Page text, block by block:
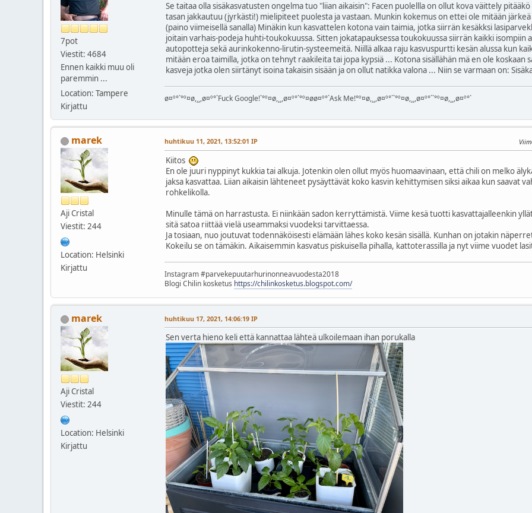
7pot
Viestit: 4684
Ennen kaikki muu oli
paremmin ...
Location: Tampere
Kirjattu
Se taitaa olla sisäkasvatusten ongelma tuo "liian aikaisin": Facen puolellla on ollut kova väittely
tasan jakkautuu (jyrkästi!) mielipiteet puolesta ja vastaan. Munkin kokemus on ettei ole mitään
(paino viimeisellä sanalla) Minäkin kun kasvattelen kotona vain taimia, jotka siirrän kesäkksi
joitain varhais-podeja huhti-toukokuussa. Sitten jokatapauksessa toukokuussa siirrän kaikki isompiin
autopotteja sekä aurinkokenno-lirutin-systeemeitä. Niillä alkaa raju kasvuspurtti kesän alussa kun
mitään eroa taimilla, jotka on tehnyt raakileita tai jopa kypsiä ... Kotona sisällähän mä en ole
kasveja jotka olen siirtänyt isoina takaisin sisään ja on ollut natikka valona ... Niin se varmaan on:
ø¤º°`°º¤ø,¸¸,ø¤º°`Fuck Google!`°º¤ø,¸¸,ø¤º°`°º¤øø¤º°`Ask Me!°º¤ø,¸¸,ø¤º°``°º¤ø,¸¸,ø¤º°``°º¤ø,¸¸,ø¤º°`
marek
Aji Cristal
Viestit: 244
Location: Helsinki
Kirjattu
huhtikuu 11, 2021, 13:52:01 IP
Kiitos
En ole juuri nyppinyt kukkia tai alkuja. Jotenkin olen ollut myös huomaavinaan, että chili on melko
jaksa kasvattaa. Liian aikaisin lähteneet pysäyttävät koko kasvin kehittymisen siksi aikaa kun saavat
rohkelikolla.
Minulle tämä on harrastusta. Ei niinkään sadon kerryttämistä. Viime kesä tuotti kasvattajalleenkin
sitä satoa riittää vielä useammaksi vuodeksi tarvittaessa.
Ja tosiaan, nuo joutuvat todennäköisesti elämään lähes koko kesän sisällä. Kunhan on jotakin
Kokeilu se on tämäkin. Aikaisemmin kasvatus piskuisella pihalla, kattoterassilla ja nyt viime vuodet
Instagram #parvekepuutarhurinonneavuodesta2018
Blogi Chilin kosketus https://chilinkosketus.blogspot.com/
marek
Aji Cristal
Viestit: 244
Location: Helsinki
Kirjattu
huhtikuu 17, 2021, 14:06:19 IP
Sen verta hieno keli että kannattaa lähteä ulkoilemaan ihan porukalla